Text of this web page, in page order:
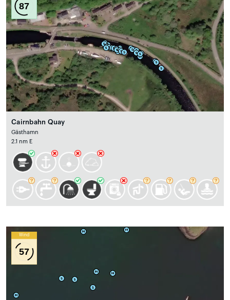
87
Cairnbahn Quay
Gästhamn
2.1 nm E
Wind
57